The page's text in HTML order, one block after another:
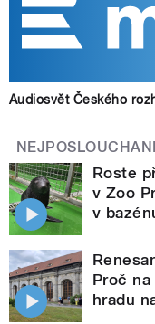
Audiosvět Českého
Roste
v Zoo
v
Proč
hradu